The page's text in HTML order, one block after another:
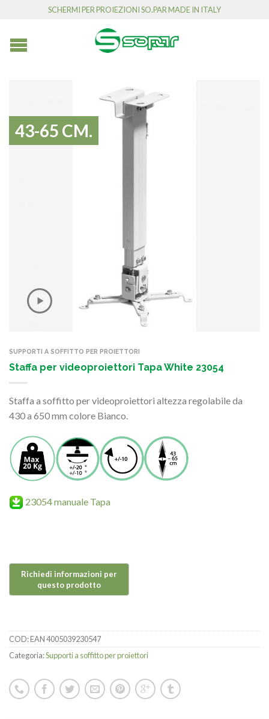
SCHERMI PER PROIEZIONI SO.PAR MADE IN ITALY
43-65 CM.
SUPPORTI A SOFFITTO PER PROIETTORI
Staffa per videoproiettori Tapa White 23054
Staffa a soffitto per videoproiettori altezza regolabile da
430 a 650 mm colore Bianco.
23054 manuale Tapa
COD:EAN 4005039230547
Categoria:Supporti a soffitto per proiettori